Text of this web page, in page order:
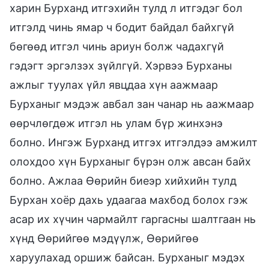
харин Бурханд итгэхийн тулд л итгэдэг бол
итгэлд чинь ямар ч бодит байдал байхгүй
бөгөөд итгэл чинь ариун болж чадахгүй
гэдэгт эргэлзэх зүйлгүй. Хэрвээ Бурханы
ажлыг туулах үйл явцдаа хүн аажмаар
Бурханыг мэдэж авбал зан чанар нь аажмаар
өөрчлөгдөж итгэл нь улам бүр жинхэнэ
болно. Ингэж Бурханд итгэх итгэлдээ амжилт
олохдоо хүн Бурханыг бүрэн олж авсан байх
болно. Ажлаа Өөрийн биеэр хийхийн тулд
Бурхан хоёр дахь удаагаа махбод болох гэж
асар их хүчин чармайлт гаргасны шалтгаан нь
хүнд Өөрийгөө мэдүүлж, Өөрийгөө
харуулахад оршиж байсан. Бурханыг мэдэх